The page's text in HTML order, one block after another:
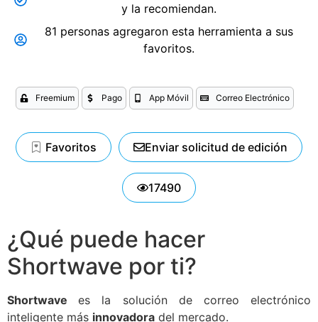
y la recomiendan.
81 personas agregaron esta herramienta a sus
favoritos.
Freemium Pago App Móvil Correo Electrónico
Favoritos Enviar solicitud de edición
17490
¿Qué puede hacer
Shortwave por ti?
Shortwavees la solución de correo electrónico
inteligente más innovadora del mercado.